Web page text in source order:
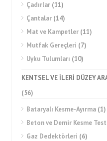
Çadırlar (11)
Çantalar (14)
Mat ve Kampetler (11)
Mutfak Gereçleri (7)
Uyku Tulumları (10)
KENTSEL VE İLERİ DÜZEY
(56)
Bataryalı Kesme-Ayırma (1)
Beton ve Demir Kesme
Gaz Dedektörleri (6)